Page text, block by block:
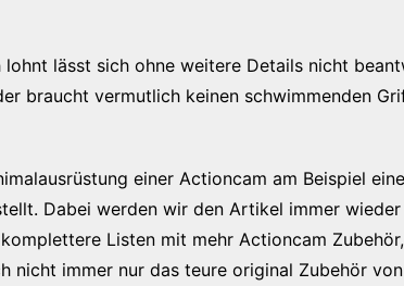
lässt sich ohne weitere Details nicht
braucht vermutlich keinen schwimmenden
einer Actioncam am Beispiel
Dabei werden wir den Artikel immer
Listen mit mehr Actioncam
nicht immer nur das teure original Zubehör